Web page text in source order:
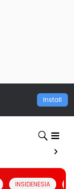
Install
INSIDENESIA